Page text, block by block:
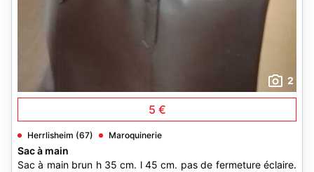
2
5 €
Herrlisheim (67) Maroquinerie
Sac à main
Sac à main brun h 35 cm. l 45 cm. pas de fermeture éclaire.